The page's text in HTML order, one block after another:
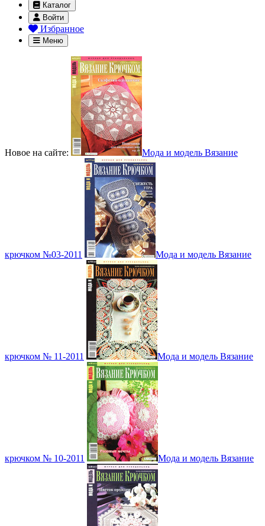
Каталог
Войти
Избранное
Меню
Новое на сайте: Мода и модель Вязание
крючком №03-2011 Мода и модель Вязание
крючком № 11-2011 Мода и модель Вязание
крючком № 10-2011 Мода и модель Вязание